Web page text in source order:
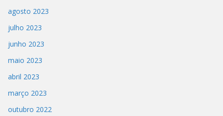
agosto 2023
julho 2023
junho 2023
maio 2023
abril 2023
março 2023
outubro 2022